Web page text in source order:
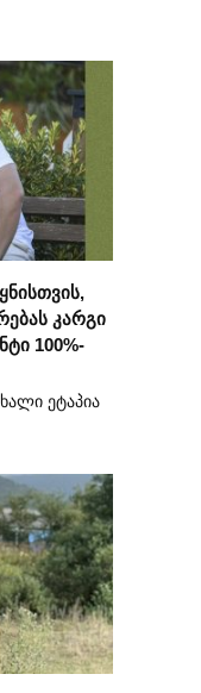
კარგი
100%-
ეტაპია